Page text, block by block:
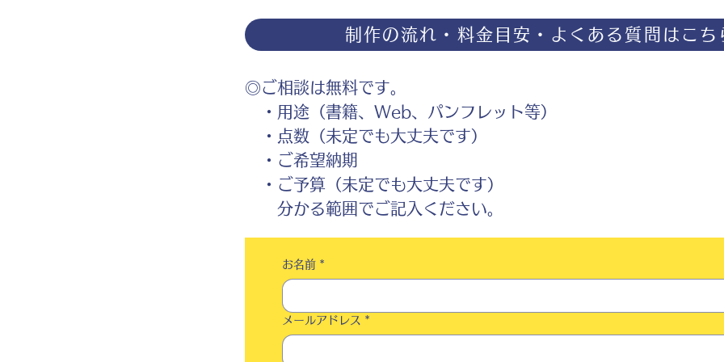
制作の流れ・料金目安・よくある質問はこち
◎ご相談は無料です。
・用途（書籍、Web、パンフレット等）
・点数（未定でも大丈夫です）
・ご希望納期
・ご予算（未定でも大丈夫です）
分かる範囲でご記入ください。
お名前 *
メールアドレス *